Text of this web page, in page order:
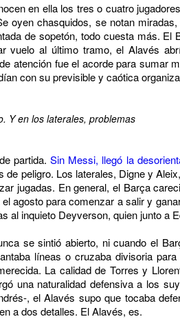
en ella los tres o cuatro
oyen chasquidos, se notan
de sopetón, todo cuesta más.
vuelo al último tramo, el Alavés
atención fue el acorde para sumar
con su previsible y caótica
Y en los laterales, problemas
partida.Sin Messi, llegó la
peligro. Los laterales, Digne y
jugadas. En general, el Barça
agosto para comenzar a salir y
al inquieto Deyverson, quien junto a
se sintió abierto, ni cuando el
líneas o cruzaba divisoria
La calidad de Torres y
una naturalidad defensiva a los
, el Alavés supo que tocaba
a dos detalles. El Alavés, es.